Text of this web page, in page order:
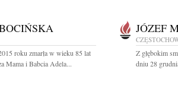
roku zmarła w wieku 85 lat
Mama i Babcia Adela...
JÓZEF
Z głębokim
dniu 28